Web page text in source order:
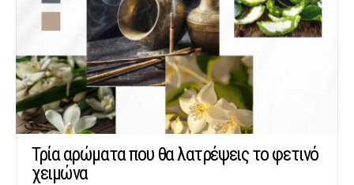
Τρία αρώματα που θα λατρέψεις το φετινό
χειμώνα